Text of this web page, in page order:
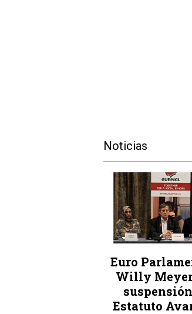
Noticias
Euro
Willy
Estatuto